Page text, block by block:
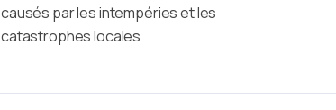
causés par les intempéries et les
catastrophes locales